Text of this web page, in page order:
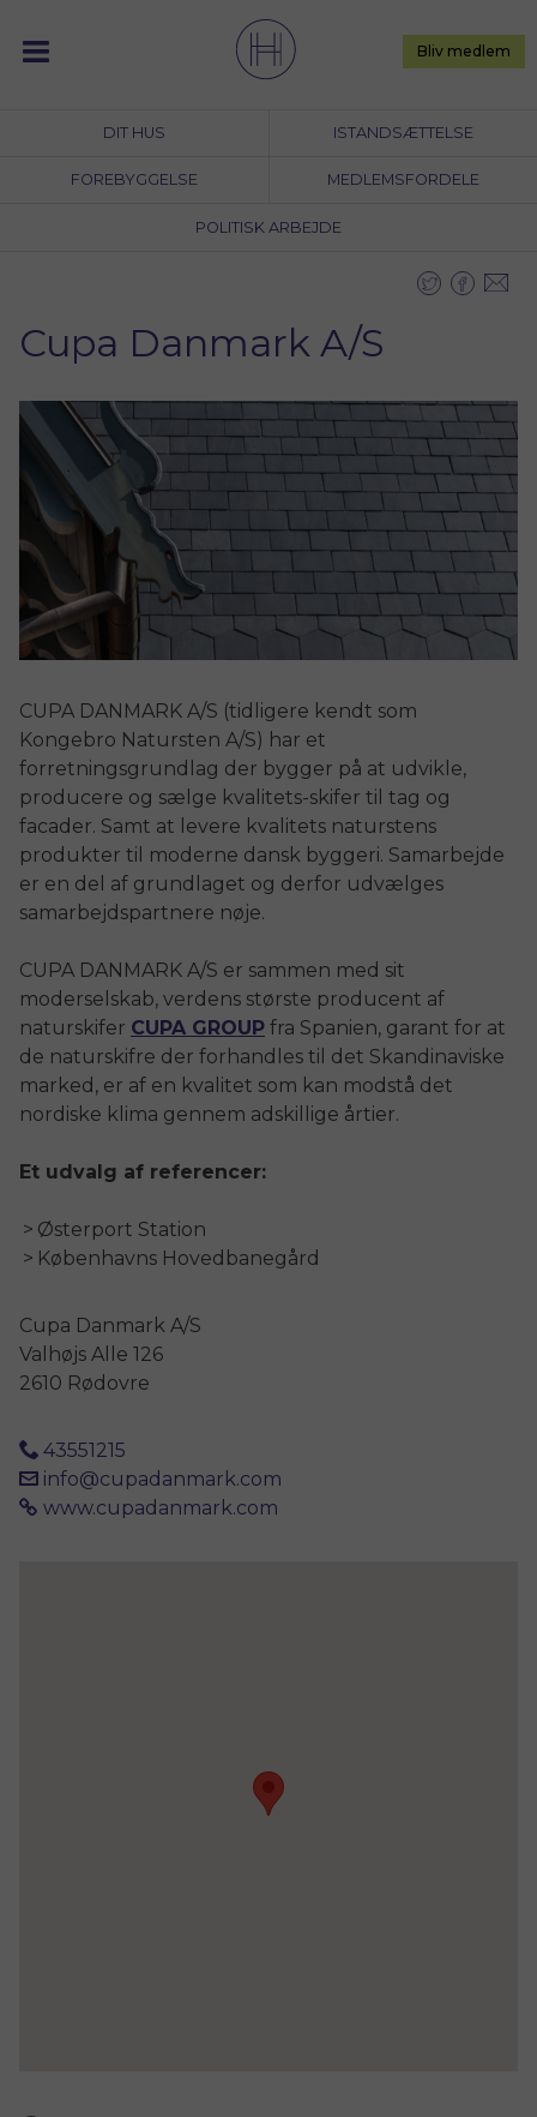
content
DIT HUS ISTANDSÆTTELSE
FOREBYGGELSE MEDLEMSFORDELE
POLITISK ARBEJDE
Bliv medlem
Cupa Danmark A/S
CUPA DANMARK A/S (tidligere kendt som
Kongebro Natursten A/S) har et
forretningsgrundlag der bygger på at udvikle,
producere og sælge kvalitets-skifer til tag og
facader. Samt at levere kvalitets naturstens
produkter til moderne dansk byggeri. Samarbejde
er en del af grundlaget og derfor udvælges
samarbejdspartnere nøje.
CUPA DANMARK A/S er sammen med sit
moderselskab, verdens største producent af
naturskifer CUPA GROUP fra Spanien, garant for at
de naturskifre der forhandles til det Skandinaviske
marked, er af en kvalitet som kan modstå det
nordiske klima gennem adskillige årtier.
Et udvalg af referencer:
Østerport Station
Københavns Hovedbanegård
Cupa Danmark A/S
Valhøjs Alle 126
2610 Rødovre
43551215
info@cupadanmark.com
www.cupadanmark.com